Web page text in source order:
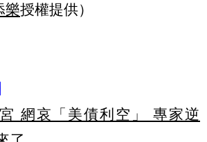
樂授權提供）
網哀「美債利空」 專家逆